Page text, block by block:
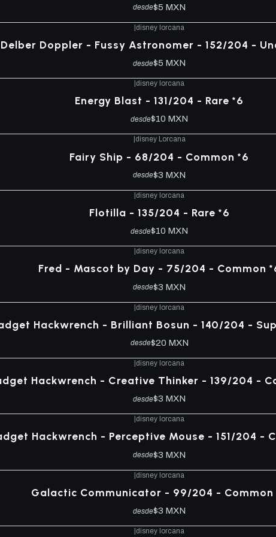
desde$5 MXN
|disney lorcana
Delber Doppler - Fussy Astronomer - 152/204 -
desde$5 MXN
disney lorcana
Energy Blast - 131/204 - Rare *6
desde$10 MXN
disney Lorcana
Fairy Ship - 68/204 - Common *6
desde$3 MXN
|disney lorcana
Flotilla - 135/204 - Rare *6
desde$10 MXN
disney lorcana
Fred - Mascot by Day - 75/204 - Common
desde$3 MXN
|disney lorcana
Hackwrench - Brilliant Bosun - 140/204 -
desde$20 MXN
|disney lorcana
Hackwrench - Creative Thinker - 139/204 -
desde$3 MXN
disney lorcana
Hackwrench - Perceptive Mouse - 151/204 -
desde$3 MXN
|disney lorcana
Galactic Communicator - 99/204 - Common
desde$3 MXN
disney lorcana